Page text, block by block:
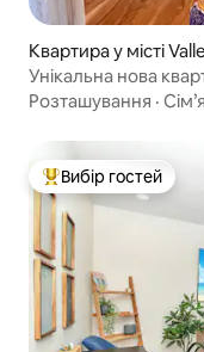
Квартира у місті
Унікальна нова
Розташування · Сім’я
Топ вибір гостей
Вибір гостей